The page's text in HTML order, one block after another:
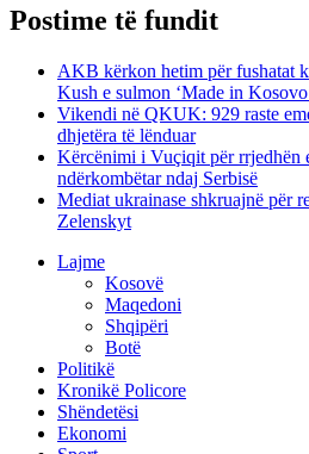
Postime të fundit
AKB kërkon hetim për fushatat
Kush e sulmon ‘Made in
Vikendi në QKUK: 929 raste
dhjetëra të lënduar
Kërcënimi i Vuçiqit për rrjedhën
ndërkombëtar ndaj Serbisë
Mediat ukrainase shkruajnë për
Zelenskyt
Lajme
Kosovë
Maqedoni
Shqipëri
Botë
Politikë
Kronikë Policore
Shëndetësi
Ekonomi